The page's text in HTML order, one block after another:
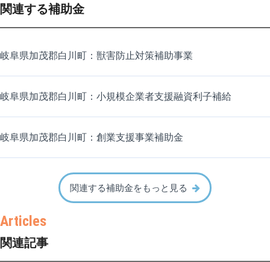
関連する補助金
岐阜県加茂郡白川町：獣害防止対策補助事業
岐阜県加茂郡白川町：小規模企業者支援融資利子補給
岐阜県加茂郡白川町：創業支援事業補助金
関連する補助金をもっと見る
関連記事